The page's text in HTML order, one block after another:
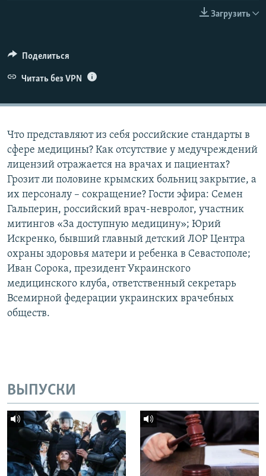
ELIFBE
УКРАИНСКАЯ ПРОБЛЕМА КРЫМА
Загрузить
Поделиться
Читать без VPN
Что представляют из себя российские стандарты в
сфере медицины? Как отсутствие у медучреждений
лицензий отражается на врачах и пациентах?
Грозит ли половине крымских больниц закрытие, а
их персоналу – сокращение? Гости эфира: Семен
Гальперин, российский врач-невролог, участник
митингов «За доступную медицину»; Юрий
Искренко, бывший главный детский ЛОР Центра
охраны здоровья матери и ребенка в Севастополе;
Иван Сорока, президент Украинского
медицинского клуба, ответственный секретарь
Всемирной федерации украинских врачебных
обществ.
ВЫПУСКИ